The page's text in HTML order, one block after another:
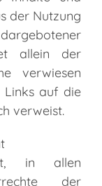
der Nutzung
allein der
verwiesen
Links auf die
verweist.
in allen
der